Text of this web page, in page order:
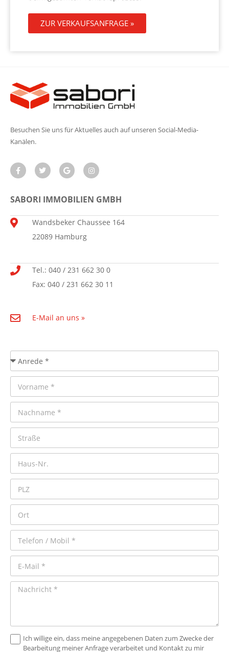
ZUR VERKAUFSANFRAGE »
Besuchen Sie uns für Aktuelles auch auf unseren Social-Media-
Kanälen.
SABORI IMMOBILIEN GMBH
Wandsbeker Chaussee 164
22089 Hamburg
Tel.: 040 / 231 662 30 0
Fax: 040 / 231 662 30 11
E-Mail an uns »
Ich willige ein, dass meine angegebenen Daten zum Zwecke der
Bearbeitung meiner Anfrage verarbeitet und Kontakt zu mir